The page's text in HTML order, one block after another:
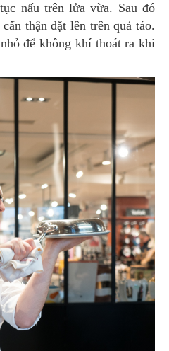
nấu trên lửa vừa. Sau đó
thận đặt lên trên quả táo.
để không khí thoát ra khi